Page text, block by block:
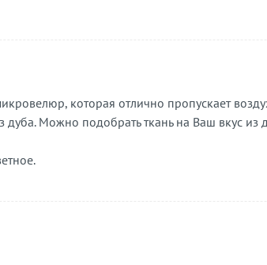
которая отлично пропускает
Можно подобрать ткань на Ваш вкус из